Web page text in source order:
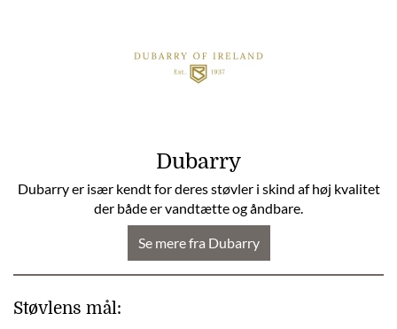
Dubarry
Dubarry er især kendt for deres støvler i skind af høj kvalitet
der både er vandtætte og åndbare.
Se mere fra Dubarry
Støvlens mål: